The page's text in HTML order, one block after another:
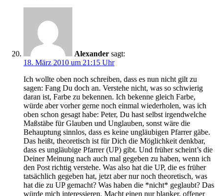
Alexander sagt:
18. März 2010 um 21:15 Uhr
Ich wollte oben noch schreiben, dass es nun nicht gilt zu
sagen: Fang Du doch an. Verstehe nicht, was so schwierig
daran ist, Farbe zu bekennen. Ich bekenne gleich Farbe,
würde aber vorher gerne noch einmal wiederholen, was ich
oben schon gesagt habe: Peter, Du hast selbst irgendwelche
Maßstäbe für Glauben und Unglauben, sonst wäre die
Behauptung sinnlos, dass es keine ungläubigen Pfarrer gäbe.
Das heißt, theoretisch ist für Dich die Möglichkeit denkbar,
dass es ungläubige Pfarrer (UP) gibt. Und früher scheint’s die
Deiner Meinung nach auch mal gegeben zu haben, wenn ich
den Post richtig verstehe. Was also hat die UP, die es früher
tatsächlich gegeben hat, jetzt aber nur noch theoretisch, was
hat die zu UP gemacht? Was haben die *nicht* geglaubt? Das
würde mich interessieren. Macht einen nur blanker, offener